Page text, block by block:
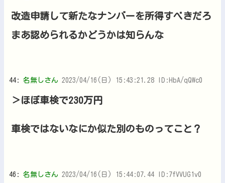
改造申請して新たなナンバーを所得すべきだろ
まあ認められるかどうかは知らんな
44: 名無しさん 2023/04/16(日) 15:43:21.28 ID:HbA/qQWc0
＞ほぼ車検で230万円
車検ではないなにか似た別のものってこと？
46: 名無しさん 2023/04/16(日) 15:44:07.44 ID:7fVVUG1v0